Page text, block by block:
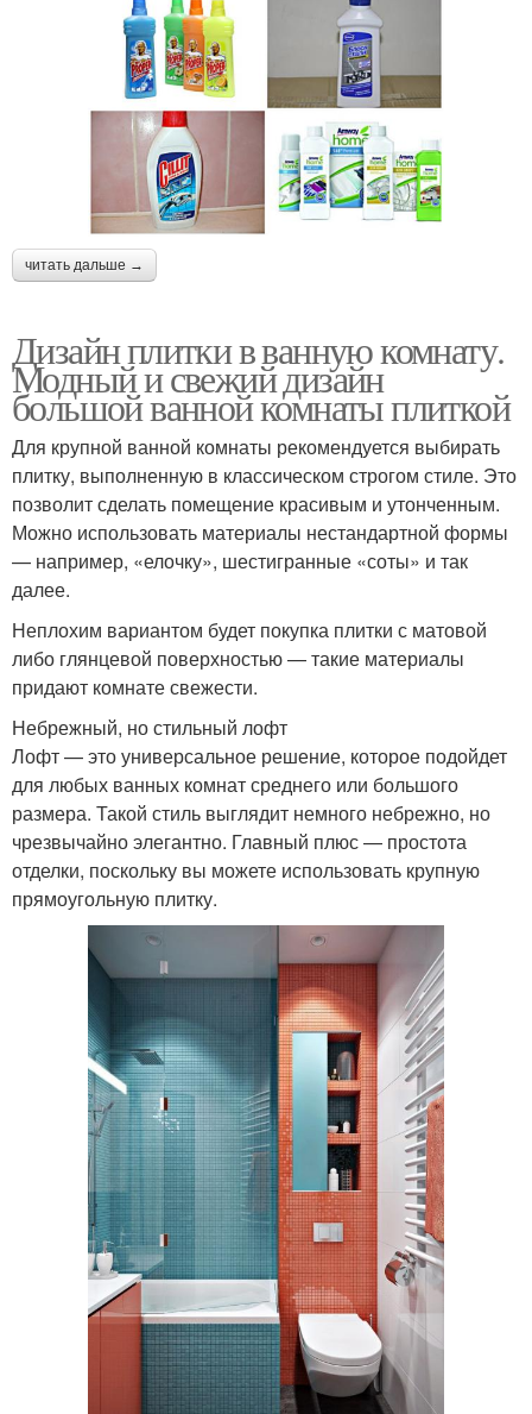
читать дальше →
Дизайн плитки в ванную комнату.
Модный и свежий дизайн
большой ванной комнаты плиткой
Для крупной ванной комнаты рекомендуется выбирать
плитку, выполненную в классическом строгом стиле. Это
позволит сделать помещение красивым и утонченным.
Можно использовать материалы нестандартной формы
— например, «елочку», шестигранные «соты» и так
далее.
Неплохим вариантом будет покупка плитки с матовой
либо глянцевой поверхностью — такие материалы
придают комнате свежести.
Небрежный, но стильный лофт
Лофт — это универсальное решение, которое подойдет
для любых ванных комнат среднего или большого
размера. Такой стиль выглядит немного небрежно, но
чрезвычайно элегантно. Главный плюс — простота
отделки, поскольку вы можете использовать крупную
прямоугольную плитку.